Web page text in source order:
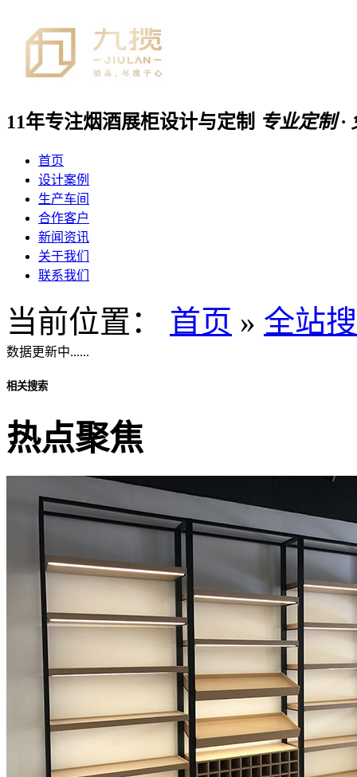
11年专注烟酒展柜设计与定制 专业定制 ·
首页
设计案例
生产车间
合作客户
新闻资讯
关于我们
联系我们
当前位置： 首页 » 全站
数据更新中......
相关搜索
热点聚焦